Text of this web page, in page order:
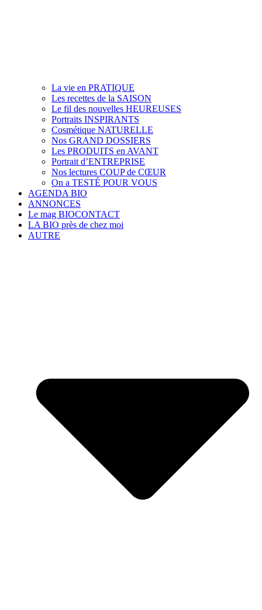
La vie en PRATIQUE
Les recettes de la SAISON
Le fil des nouvelles HEUREUSES
Portraits INSPIRANTS
Cosmétique NATURELLE
Nos GRAND DOSSIERS
Les PRODUITS en AVANT
Portrait d’ENTREPRISE
Nos lectures COUP de CŒUR
On a TESTÉ POUR VOUS
AGENDA BIO
ANNONCES
Le mag BIOCONTACT
LA BIO près de chez moi
AUTRE